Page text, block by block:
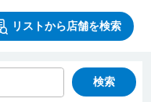
リストから店舗を検索
検索